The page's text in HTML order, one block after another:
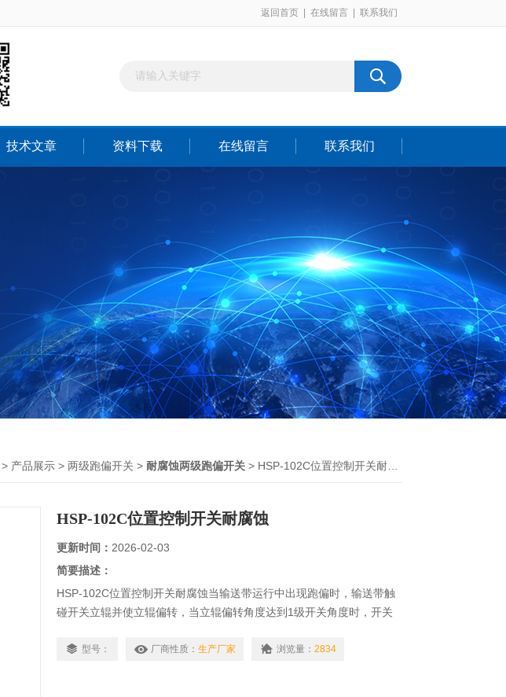
返回首页 在线留言 联系我们
技术文章 资料下载 在线留言 联系我们
> 产品展示 > 两级跑偏开关 > 耐腐蚀两级跑偏开关 > HSP-102C位置控制开关耐腐蚀
HSP-102C位置控制开关耐腐蚀
更新时间： 2026-02-03
简要描述：
HSP-102C位置控制开关耐腐蚀当输送带运行中出现跑偏时，输送带触
碰开关立辊并使立辊偏转，当立辊偏转角度达到1级开关角度时，开关
号，实现输送带跑偏故障自动停机。当跑偏故障排除后，胶带机正常运
型号： 厂商性质： 生产厂家 浏览量： 2834